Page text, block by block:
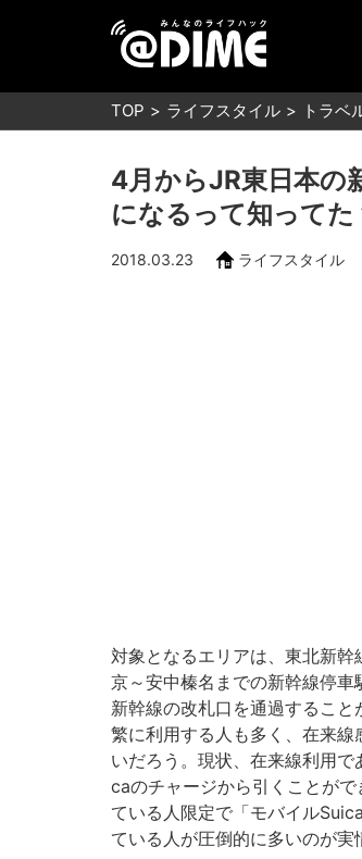
TOP ライフスタイル トラベ
4月からJR東日本の
になるって知ってた
2018.03.23 ライフスタイル
対象となるエリアは、東北新
京～安中榛名までの新幹線停
新幹線の改札口を通過するこ
繁に利用する人も多く、在来
いだろう。現状、在来線利用
caのチャージから引くことが
ている人限定で「モバイル
ている人が圧倒的に多いのが実